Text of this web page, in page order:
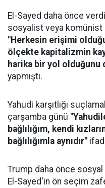
El-Sayed daha önce
sosyalist veya
"Herkesin erişimi
ölçekte kapitalizmin
harika bir yol olduğunu
yapmıştı.
Yahudi karşıtlığı
çarşamba günü
bağlılığım, kendi
bağlılığımla aynıdır"
Trump daha önce sosyal
El-Sayed'in ön seçim